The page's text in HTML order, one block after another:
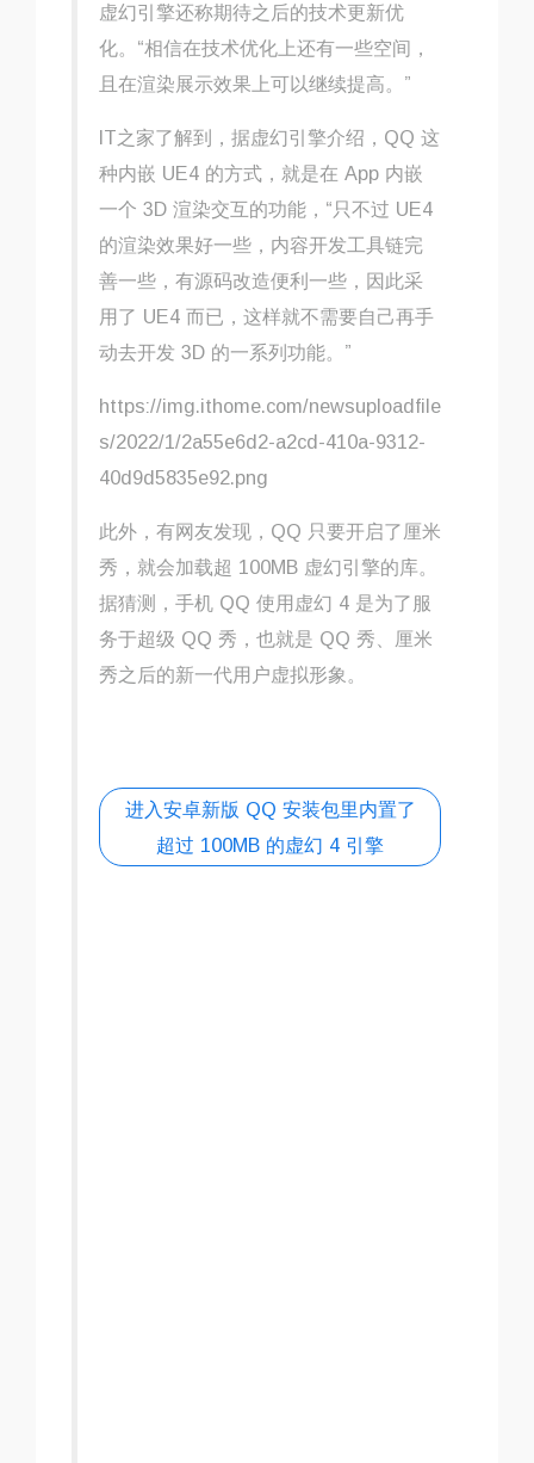
虚幻引擎还称期待之后的技术更新优
化。“相信在技术优化上还有一些空间，
且在渲染展示效果上可以继续提高。”
IT之家了解到，据虚幻引擎介绍，QQ 这
种内嵌 UE4 的方式，就是在 App 内嵌
一个 3D 渲染交互的功能 ，“只不过 UE4
的渲染效果好一些，内容开发工具链完
善一些，有源码改造便利一些，因此采
用了 UE4 而已， 这样就不需要自己再手
动去开发 3D 的一系列功能。”
https://img.ithome.com/newsuploadfile
s/2022/1/2a55e6d2-a2cd-410a-9312-
40d9d5835e92.png
此外，有网友发现，QQ 只要开启了厘米
秀，就会加载超 100MB 虚幻引擎的库。
据猜测，手机 QQ 使用虚幻 4 是为了服
务于超级 QQ 秀，也就是 QQ 秀、厘米
秀之后的新一代用户虚拟形象。
进入安卓新版 QQ 安装包里内置了
超过 100MB 的虚幻 4 引擎